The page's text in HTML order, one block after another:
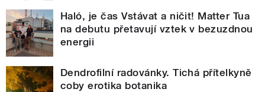
Haló, je čas Vstávat a ničit! Matter Tua
na debutu přetavují vztek v bezuzdnou
energii
Dendrofilní radovánky. Tichá přítelkyně
coby erotika botanika